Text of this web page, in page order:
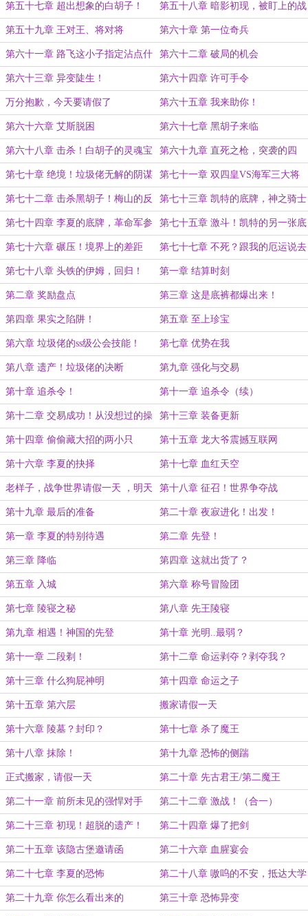
第五十七章 超出想象的白胡子！ 第五十八章 暗影初现，被盯上的战
场
第五十九章 王对王、将对将 第六十章 第一位奇兵
第六十一章 路飞这小子指定沾点什
么
第六十二章 破局的机会
第六十三章 异变陡生！ 第六十四章 许可手令
万分抱歉，今天要请假了 第六十五章 我来助你！
第六十六章 艾斯脱困 第六十七章 黑胡子来临
第六十八章 击杀！白胡子的灵魂宝
箱
第六十九章 直死之枪，突袭的四
皇！
第七十章 绝境！垃圾佬无解的阴谋 第七十一章 双四皇VS海军三大将
第七十二章 击杀黑胡子！梅山的反
击
第七十三章 凯特的底牌，神之骑士
团出场！
第七十四章 李夏的底牌，革命军参
上！
第七十五章 激斗！凯特的另一张底
牌！
第七十六章 碾压！境界上的差距 第七十七章 不死？跟我的厄运说去
吧！
第七十八章 头铁的伊姆，回归！
（二合一）
第一章 结算时刻
第二章 奖励盘点 第三章 这是底裤都爆出来！
第四章 果实之陷阱！ 第五章 至上珍宝
第六章 垃圾佬的ss级公会技能！ 第七章 优势在我
第八章 遗产！垃圾佬的决断 第九章 强化与交易
第十章 追杀令！ 第十一章 追杀令（续）
第十二章 交易成功！从没想过的操
作！
第十三章 装备更新
第十四章 偷偷藏大招的两小只 第十五章 龙大爷震撼互联网
第十六章 李夏的抉择 第十七章 血红天空
老样子，战争世界请假一天 ，明天
四更
第十八章 征召！世界争夺战
第十九章 最后的准备 第二十章 夜寂进化！出发！
第一章 李夏的特别待遇 第二章 先登！
第三章 降临 第四章 这就出货了？
第五章 入城 第六章 称号冒险团
第七章 陵寝之秘 第八章 先王陵寝
第九章 相遇！神国的先登 第十章 光明..最弱？
第十一章 二段剃！ 第十二章 命运剥夺？剥夺我？
第十三章 什么狗屁神明 第十四章 命运之子
第十五章 第六层 搬家请假一天
第十六章 陵墓？封印？ 第十七章 杀了魔王
第十八章 抹除！ 第十九章 恐怖的侧踹
正式搬家，请假一天 第二十章 先古君王/第二魔王
第二十一章 前所未见的强悍对手 第二十二章 激战！（合一）
第二十三章 初现！超脱的遗产！ 第二十四章 爆了把剑
第二十五章 该隐古堡邀请函 第二十六章 血腥宴会
第二十七章 李夏的恐怖 第二十八章 嗷呜的不安，抵达大学
院（合一）
第二十九章 你怎么看出来的 第三十章 恐怖异变